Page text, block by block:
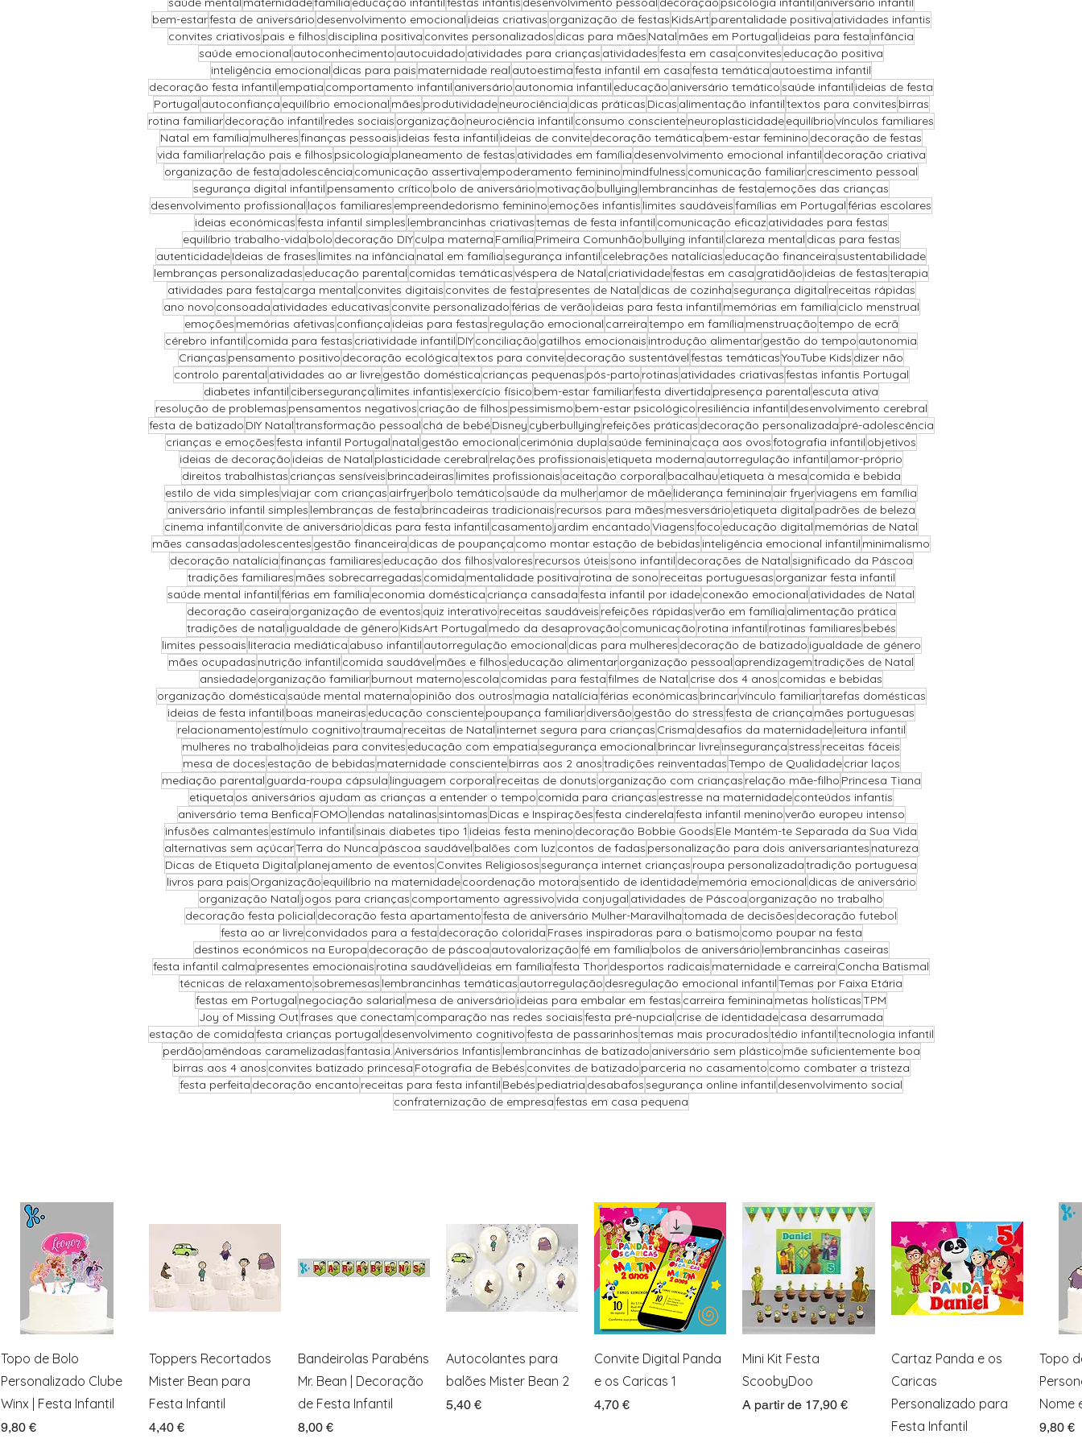
bem-estarfesta de aniversário desenvolvimento emocional ideias criativas organização de festas KidsArtparentalidade positiva atividades infantis
convites criativos pais e filhos disciplina positiva convites personalizados dicas para mães Natal mães em Portugal ideias para festa infância
saúde emocional autoconhecimento autocuidado atividades para crianças atividadesfesta em casa convites educação positiva
inteligência emocional dicas para pais maternidade real autoestimafesta infantil em casafesta temática autoestima infantil
decoração festa infantil empatia comportamento infantil aniversário autonomia infantil educação aniversário temáticosaúde infantil ideias de festa
Portugal autoconfiança equilíbrio emocional mães produtividadeneurociência dicas práticas Dicas alimentação infantiltextos para convites birras
rotina familiardecoração infantil redes sociais organização neurociência infantil consumo conscienteneuroplasticidadeequilíbriovínculos familiares
Natal em família mulheresfinanças pessoais ideias festa infantil ideias de convitedecoração temática bem-estar feminino decoração de festas
vida familiarrelação pais e filhos psicologia planeamento de festas atividades em família desenvolvimento emocional infantil decoração criativa
organização de festa adolescência comunicação assertiva empoderamento feminino mindfulness comunicação familiarcrescimento pessoal
segurança digital infantil pensamento crítico bolo de aniversário motivação bullying lembrancinhas de festa emoções das crianças
desenvolvimento profissional laços familiares empreendedorismo feminino emoções infantis limites saudáveisfamílias em Portugalférias escolares
ideias económicasfesta infantil simples lembrancinhas criativastemas de festa infantil comunicação eficaz atividades para festas
equilíbrio trabalho-vida bolo decoração DIYculpa materna Família Primeira Comunhão bullying infantil clareza mental dicas para festas
autenticidadeIdeias de frases limites na infância natal em famíliasegurança infantil celebrações natalícias educação financeirasustentabilidade
lembranças personalizadas educação parental comidas temáticasvéspera de Natal criatividadefestas em casa gratidão ideias de festasterapia
atividades para festa carga mental convites digitais convites de festa presentes de Natal dicas de cozinhasegurança digital receitas rápidas
ano novo consoada atividades educativas convite personalizadoférias de verão ideias para festa infantil memórias em família ciclo menstrual
emoções memórias afetivas confiança ideias para festas regulação emocional carreiratempo em família menstruaçãotempo de ecrã
cérebro infantil comida para festas criatividade infantil DIYconciliação gatilhos emocionais introdução alimentargestão do tempo autonomia
Crianças pensamento positivo decoração ecológicatextos para convitedecoração sustentávelfestas temáticasYouTube Kids dizer não
controlo parental atividades ao ar livregestão doméstica crianças pequenas pós-parto rotinas atividades criativasfestas infantis Portugal
diabetes infantil cibersegurança limites infantis exercício físico bem-estar familiarfesta divertida presença parental escuta ativa
resolução de problemas pensamentos negativos criação de filhos pessimismo bem-estar psicológico resiliência infantil desenvolvimento cerebral
festa de batizado DIY Nataltransformação pessoal chá de bebéDisney cyberbullying refeições práticas decoração personalizada pré-adolescência
crianças e emoçõesfesta infantil Portugal natal gestão emocional cerimónia duplasaúde feminina caça aos ovosfotografia infantil objetivos
ideias de decoração ideias de Natal plasticidade cerebral relações profissionais etiqueta moderna autorregulação infantil amor-próprio
direitos trabalhistas crianças sensíveis brincadeiras limites profissionais aceitação corporal bacalhau etiqueta à mesa comida e bebida
estilo de vida simplesviajar com crianças airfryerbolo temáticosaúde da mulheramor de mãeliderança feminina air fryerviagens em família
aniversário infantil simples lembranças de festa brincadeiras tradicionais recursos para mães mesversário etiqueta digital padrões de beleza
cinema infantil convite de aniversário dicas para festa infantil casamento jardim encantadoViagensfoco educação digital memórias de Natal
mães cansadas adolescentes gestão financeira dicas de poupança como montar estação de bebidas inteligência emocional infantil minimalismo
decoração natalíciafinanças familiares educação dos filhosvalores recursos úteissono infantil decorações de Natalsignificado da Páscoa
tradições familiares mães sobrecarregadas comida mentalidade positiva rotina de sono receitas portuguesas organizar festa infantil
saúde mental infantilférias em família economia doméstica criança cansadafesta infantil por idadeconexão emocional atividades de Natal
decoração caseira organização de eventos quiz interativo receitas saudáveis refeições rápidasverão em família alimentação prática
tradições de natal igualdade de gênero KidsArt Portugal medo da desaprovação comunicação rotina infantil rotinas familiares bebés
limites pessoais literacia mediática abuso infantil autorregulação emocional dicas para mulheres decoração de batizado igualdade de género
mães ocupadas nutrição infantil comida saudável mães e filhos educação alimentarorganização pessoal aprendizagemtradições de Natal
ansiedadeorganização familiarburnout materno escola comidas para festafilmes de Natal crise dos 4 anos comidas e bebidas
organização domésticasaúde mental materna opinião dos outros magia natalíciaférias económicas brincarvínculo familiartarefas domésticas
ideias de festa infantil boas maneiras educação conscientepoupança familiardiversão gestão do stressfesta de criança mães portuguesas
relacionamento estímulo cognitivotrauma receitas de Natal internet segura para crianças Crisma desafios da maternidadeleitura infantil
mulheres no trabalho ideias para convites educação com empatiasegurança emocional brincar livreinsegurançastress receitas fáceis
mesa de doces estação de bebidas maternidade conscientebirras aos 2 anostradições reinventadasTempo de Qualidadecriar laços
mediação parental guarda-roupa cápsula linguagem corporal receitas de donuts organização com crianças relação mãe-filho Princesa Tiana
etiqueta os aniversários ajudam as crianças a entender o tempo comida para crianças estresse na maternidadeconteúdos infantis
aniversário tema Benfica FOMO lendas natalinassintomas Dicas e Inspiraçõesfesta cinderelafesta infantil meninoverão europeu intenso
infusões calmantes estímulo infantilsinais diabetes tipo 1 ideias festa menino decoração Bobbie Goods Ele Mantém-te Separada da Sua Vida
alternativas sem açúcarTerra do Nunca páscoa saudável balões com luz contos de fadas personalização para dois aniversariantes natureza
Dicas de Etiqueta Digital planejamento de eventos Convites Religiosossegurança internet crianças roupa personalizadatradição portuguesa
livros para pais Organização equilíbrio na maternidadecoordenação motorasentido de identidadememória emocional dicas de aniversário
organização Natal jogos para crianças comportamento agressivovida conjugal atividades de Páscoa organização no trabalho
decoração festa policial decoração festa apartamentofesta de aniversário Mulher-Maravilhatomada de decisões decoração futebol
festa ao ar livreconvidados para a festa decoração colorida Frases inspiradoras para o batismo como poupar na festa
destinos económicos na Europa decoração de páscoa autovalorizaçãofé em família bolos de aniversário lembrancinhas caseiras
festa infantil calma presentes emocionais rotina saudável ideias em famíliafesta Thordesportos radicais maternidade e carreira Concha Batismal
técnicas de relaxamentosobremesas lembrancinhas temáticas autorregulação desregulação emocional infantilTemas por Faixa Etária
festas em Portugal negociação salarial mesa de aniversário ideias para embalar em festas carreira feminina metas holísticasTPM
Joy of Missing Outfrases que conectam comparação nas redes sociaisfesta pré-nupcial crise de identidadecasa desarrumada
estação de comidafesta crianças portugal desenvolvimento cognitivofesta de passarinhostemas mais procuradostédio infantiltecnologia infantil
perdão amêndoas caramelizadasfantasia. Aniversários Infantis lembrancinhas de batizado aniversário sem plástico mãe suficientemente boa
birras aos 4 anos convites batizado princesa Fotografia de Bebés convites de batizado parceria no casamento como combater a tristeza
festa perfeita decoração encanto receitas para festa infantil Bebés pediatria desabafossegurança online infantil desenvolvimento social
confraternização de empresafestas em casa pequena
Visualização rápida
Topo de Bolo
Personalizado Clube
Winx | Festa Infantil
Preço
9,80 €
Visualização rápida
Toppers Recortados
Mister Bean para
Festa Infantil
Preço
4,40 €
Visualização rápida
Bandeirolas Parabéns
Mr. Bean | Decoração
de Festa Infantil
Preço
8,00 €
Visualização rápida
Autocolantes para
balões Mister Bean 2
Preço
5,40 €
Visualização rápida
Convite Digital Panda
e os Caricas 1
Preço
4,70 €
Visualização rápida
Mini Kit Festa
ScoobyDoo
A partir de 17,90 €
Preço promocional
Visualização rápida
Cartaz Panda e os
Caricas
Personalizado para
Festa Infantil
Topo
Nome
Preço
9,80 €